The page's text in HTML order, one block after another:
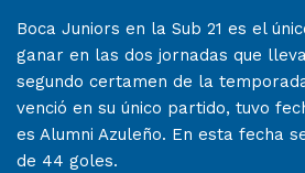
Boca Juniors en la Sub 21 es el
ganar en las dos jornadas que
segundo certamen de la
venció en su único partido, tuvo
es Alumni Azuleño. En esta fecha
de 44 goles.